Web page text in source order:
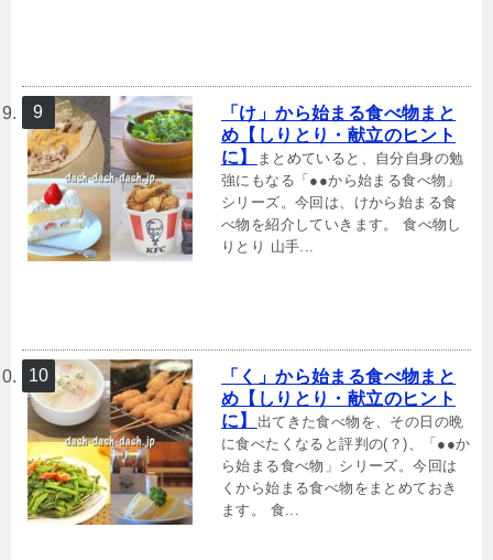
「け」から始まる食べ物まと
め【しりとり・献立のヒント
に】
まとめていると、自分自身の勉
強にもなる「●●から始まる食べ物」
シリーズ。今回は、けから始まる食
べ物を紹介していきます。 食べ物し
りとり 山手...
「く」から始まる食べ物まと
め【しりとり・献立のヒント
に】 出てきた食べ物を、その日の晩
に食べたくなると評判の(？)、「●●か
ら始まる食べ物」シリーズ。今回は
くから始まる食べ物をまとめておき
ます。 食...